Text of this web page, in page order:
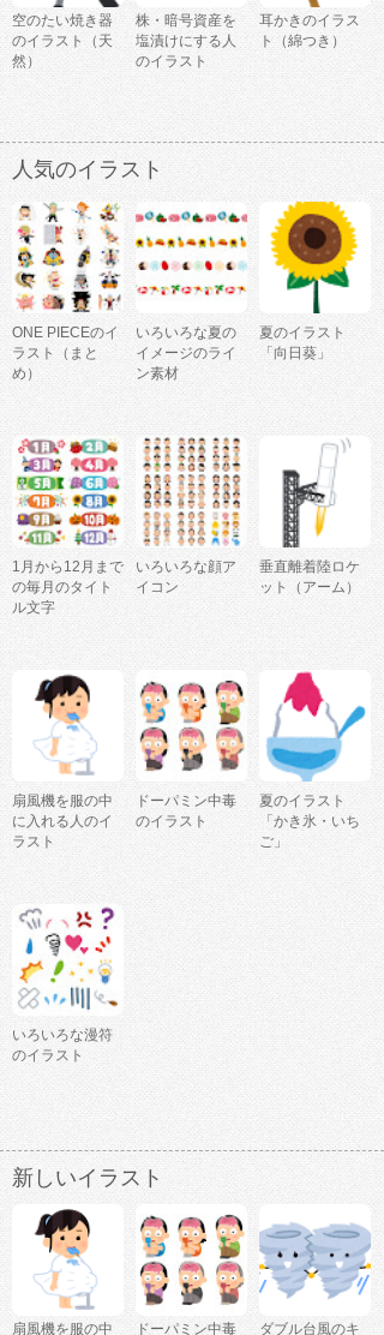
空のたい焼き器
のイラスト（天
然）
株・暗号資産を
塩漬けにする人
のイラスト
耳かきのイラス
ト（綿つき）
人気のイラスト
ONE PIECEのイ
ラスト（まと
め）
いろいろな夏の
イメージのライ
ン素材
夏のイラスト
「向日葵」
1月から12月まで
の毎月のタイト
ル文字
いろいろな顔ア
イコン
垂直離着陸ロケ
ット（アーム）
扇風機を服の中
に入れる人のイ
ラスト
ドーパミン中毒
のイラスト
夏のイラスト
「かき氷・いち
ご」
いろいろな漫符
のイラスト
新しいイラスト
扇風機を服の中 ドーパミン中毒 ダブル台風のキ